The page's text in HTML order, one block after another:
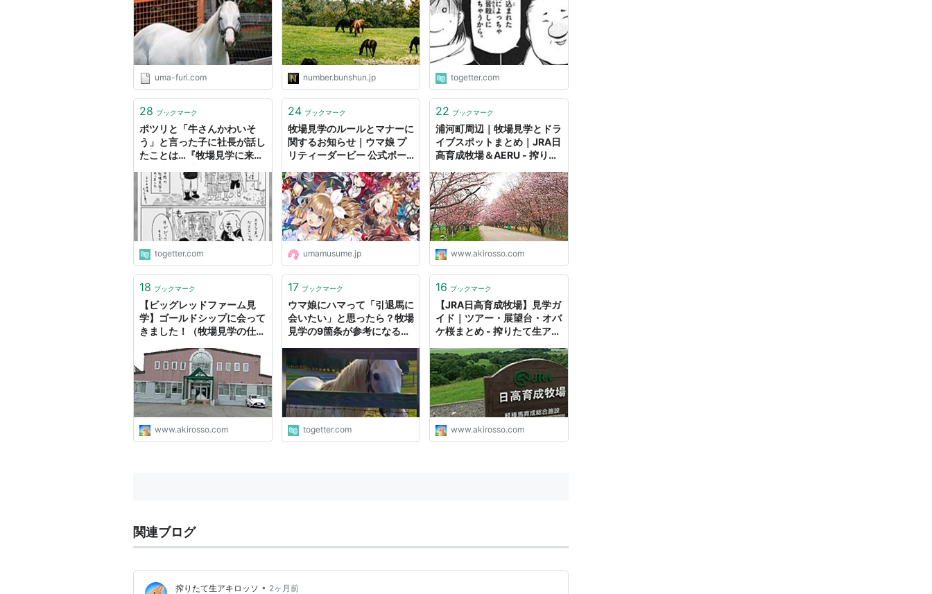
uma-furi.com
ともに大怪我をする可能性
も」（島田明宏）
number.bunshun.jp togetter.com
28 ブックマーク
ポツリと「牛さんかわいそ
う」と言った子に社長が話し
たことは…『牧場見学に来た
違った話』
togetter.com
24 ブックマーク
牧場見学のルールとマナーに
関するお知らせ｜ウマ娘 プ
リティーダービー 公式ポー
umamusume.jp
22 ブックマーク
浦河町周辺｜牧場見学とドラ
イブスポットまとめ｜JRA日
高育成牧場＆AERU - 搾りた
www.akirosso.com
18 ブックマーク
【ビッグレッドファーム見
学】ゴールドシップに会って
きました！（牧場見学の仕方
ロッソ
www.akirosso.com
17 ブックマーク
ウマ娘にハマって「引退馬に
会いたい」と思ったら？牧場
見学の9箇条が参考になる
て応援しよ」
togetter.com
16 ブックマーク
【JRA日高育成牧場】見学ガ
イド｜ツアー・展望台・オバ
ケ桜まとめ - 搾りたて生アキ
www.akirosso.com
関連ブログ
搾りたて生アキロッソ • 2ヶ月前